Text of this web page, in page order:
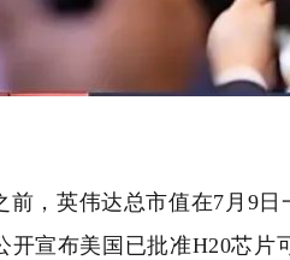
前，英伟达总市值在7月9
开宣布美国已批准H20芯片